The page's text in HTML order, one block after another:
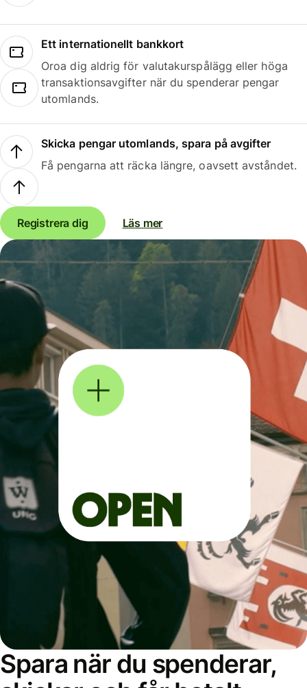
Ett internationellt bankkort
Oroa dig aldrig för valutakurspålägg eller höga
transaktionsavgifter när du spenderar pengar
utomlands.
Skicka pengar utomlands, spara på avgifter
Få pengarna att räcka längre, oavsett avståndet.
Registrera dig Läs mer
Spara när du spenderar,